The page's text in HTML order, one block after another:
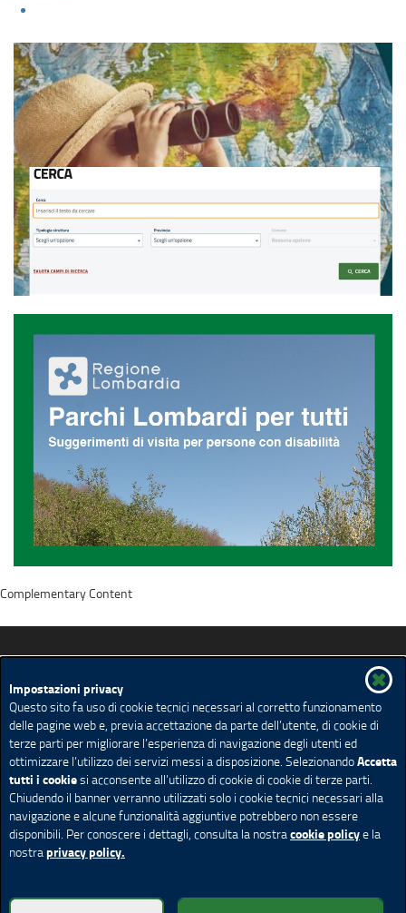
Impostazioni privacy
Questo sito fa uso di cookie tecnici necessari al corretto funzionamento
delle pagine web e, previa accettazione da parte dell’utente, di cookie di
terze parti per migliorare l’esperienza di navigazione degli utenti ed
ottimizzare l’utilizzo dei servizi messi a disposizione. SelezionandoAccetta
tutti i cookiesi acconsente all’utilizzo di cookie di cookie di terze parti.
Chiudendo il banner verranno utilizzati solo i cookie tecnici necessari alla
navigazione e alcune funzionalità aggiuntive potrebbero non essere
disponibili. Per conoscere i dettagli, consulta la nostracookie policye la
nostraprivacy policy.
Lombardia Facile... oltre la disabilità
Spazio Disabilità
Muoversi in Lombardia
Turismo in Lombardia
Vivere in Lombardia
Contributi e servizi in Lombardia
Contattaci
Credits
Privacy Note legali
Cookie policy
Cookie policy
Impostazione Cookie
Complementary Content